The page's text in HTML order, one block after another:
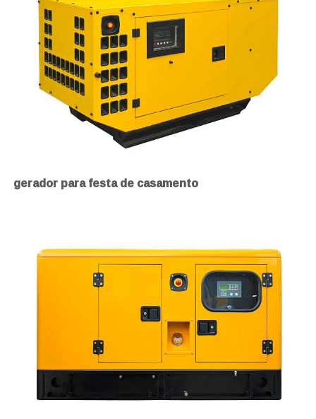
gerador para festa de casamento